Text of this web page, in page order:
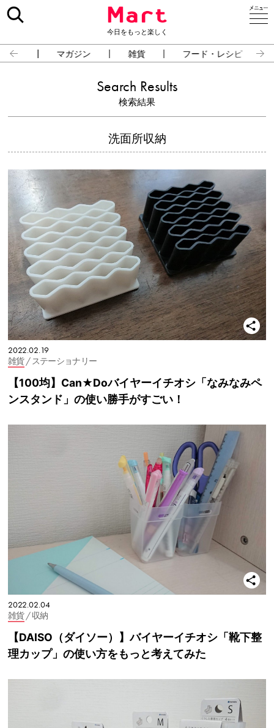
今日をもっと楽しく
占い マガジン 雑貨 フード・レシピ
Search Results
検索結果
洗面所収納
2022.02.19
雑貨/ ステーショナリー
【100均】Can★Doバイヤーイチオシ「なみなみペ
ンスタンド」の使い勝手がすごい！
2022.02.04
雑貨/ 収納
【DAISO（ダイソー）】バイヤーイチオシ「靴下整
理カップ」の使い方をもっと考えてみた